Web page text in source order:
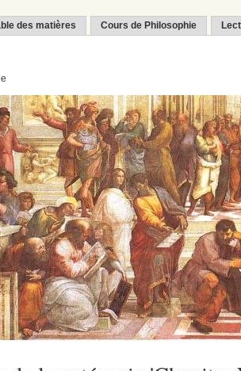
des matières Cours de Philosophie